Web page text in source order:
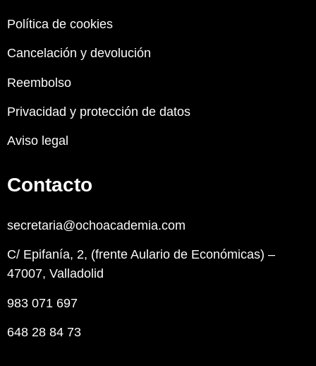
Política de cookies
Cancelación y devolución
Reembolso
Privacidad y protección de datos
Aviso legal
Contacto
secretaria@ochoacademia.com
C/ Epifanía, 2, (frente Aulario de Económicas) –
47007, Valladolid
983 071 697
648 28 84 73